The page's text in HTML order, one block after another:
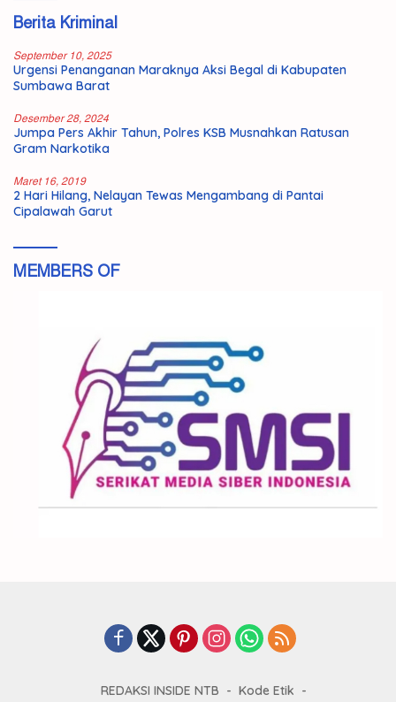
Berita Kriminal
September 10, 2025
Urgensi Penanganan Maraknya Aksi Begal di Kabupaten
Sumbawa Barat
Desember 28, 2024
Jumpa Pers Akhir Tahun, Polres KSB Musnahkan Ratusan
Gram Narkotika
Maret 16, 2019
2 Hari Hilang, Nelayan Tewas Mengambang di Pantai
Cipalawah Garut
MEMBERS OF
REDAKSI INSIDE NTB
Kode Etik